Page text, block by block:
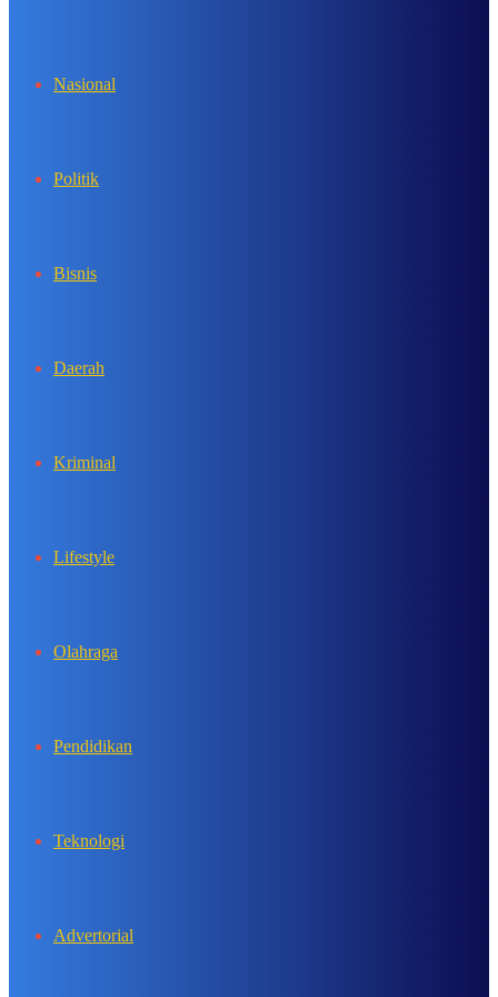
Nasional
Politik
Bisnis
Daerah
Kriminal
Lifestyle
Olahraga
Pendidikan
Teknologi
Advertorial